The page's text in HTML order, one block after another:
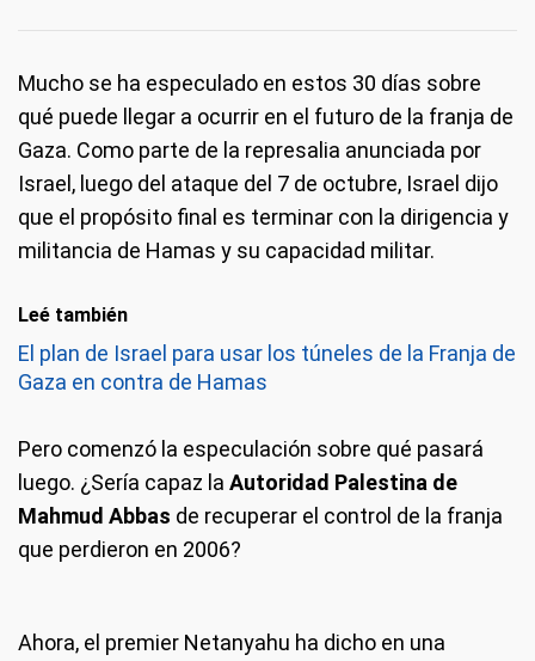
Mucho se ha especulado en estos 30 días sobre
qué puede llegar a ocurrir en el futuro de la franja de
Gaza. Como parte de la represalia anunciada por
Israel, luego del ataque del 7 de octubre, Israel dijo
que el propósito final es terminar con la dirigencia y
militancia de Hamas y su capacidad militar.
Leé también
El plan de Israel para usar los túneles de la Franja de
Gaza en contra de Hamas
Pero comenzó la especulación sobre qué pasará
luego. ¿Sería capaz la Autoridad Palestina de
Mahmud Abbas de recuperar el control de la franja
que perdieron en 2006?
Ahora, el premier Netanyahu ha dicho en una